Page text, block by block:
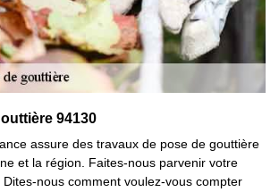
94130
assure des travaux de pose de gouttière
et la région. Faites-nous parvenir votre
nous comment voulez-vous compter